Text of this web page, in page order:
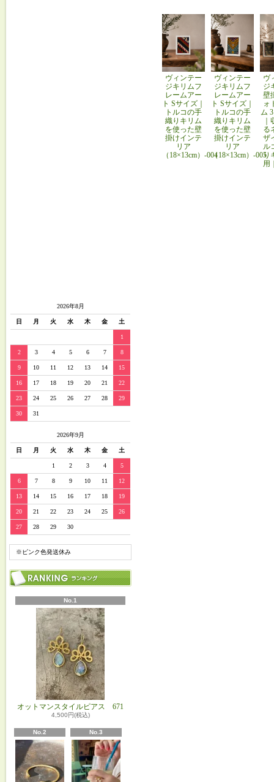
2026年8月
日 月 火 水 木 金 土
1
2 3 4 5 6 7 8
9 10 11 12 13 14 15
16 17 18 19 20 21 22
23 24 25 26 27 28 29
30 31
2026年9月
日 月 火 水 木 金 土
1 2 3 4 5
6 7 8 9 10 11 12
13 14 15 16 17 18 19
20 21 22 23 24 25 26
27 28 29 30
※ピンク色発送休み
No.1
オットマンスタイルピアス 671
4,500円(税込)
No.2 No.3
ヴィンテー
ジキリムフ
レームアー
ト Sサイズ｜
トルコの手
織りキリム
を使った壁
掛けインテ
リア
（18×13cm）-004
ヴィンテー
ジキリムフ
レームアー
ト Sサイズ｜
トルコの手
織りキリム
を使った壁
掛けインテ
リア
（18×13cm）-005
ヴ
ジ
壁
ォ
ム
る
ザ
ル
り
用